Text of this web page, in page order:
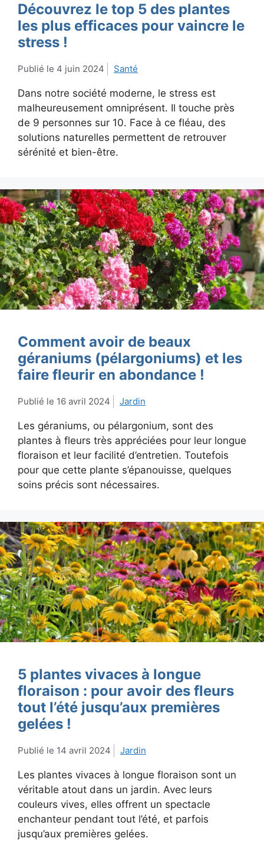
Découvrez le top 5 des plantes
les plus efficaces pour vaincre le
stress !
4 juin 2024 Santé
Dans notre société moderne, le stress est
malheureusement omniprésent. Il touche près
de 9 personnes sur 10. Face à ce fléau, des
solutions naturelles permettent de retrouver
sérénité et bien-être.
Comment avoir de beaux
géraniums (pélargoniums) et les
faire fleurir en abondance !
16 avril 2024 Jardin
Les géraniums, ou pélargonium, sont des
plantes à fleurs très appréciées pour leur longue
floraison et leur facilité d’entretien. Toutefois
pour que cette plante s’épanouisse, quelques
soins précis sont nécessaires.
5 plantes vivaces à longue
floraison : pour avoir des fleurs
tout l’été jusqu’aux premières
gelées !
14 avril 2024 Jardin
Les plantes vivaces à longue floraison sont un
véritable atout dans un jardin. Avec leurs
couleurs vives, elles offrent un spectacle
enchanteur pendant tout l’été, et parfois
jusqu’aux premières gelées.